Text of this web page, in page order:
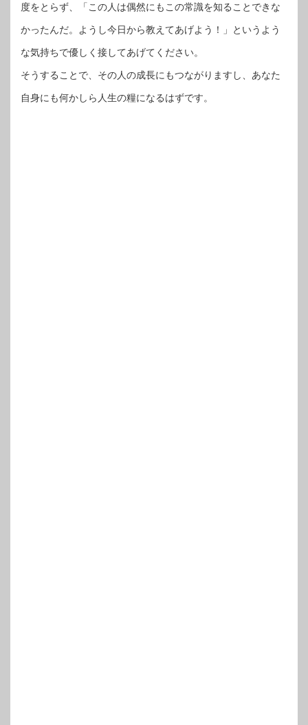
度をとらず、「この人は偶然にもこの常識を知ることできな
かったんだ。ようし今日から教えてあげよう！」というよう
な気持ちで優しく接してあげてください。
そうすることで、その人の成長にもつながりますし、あなた
自身にも何かしら人生の糧になるはずです。